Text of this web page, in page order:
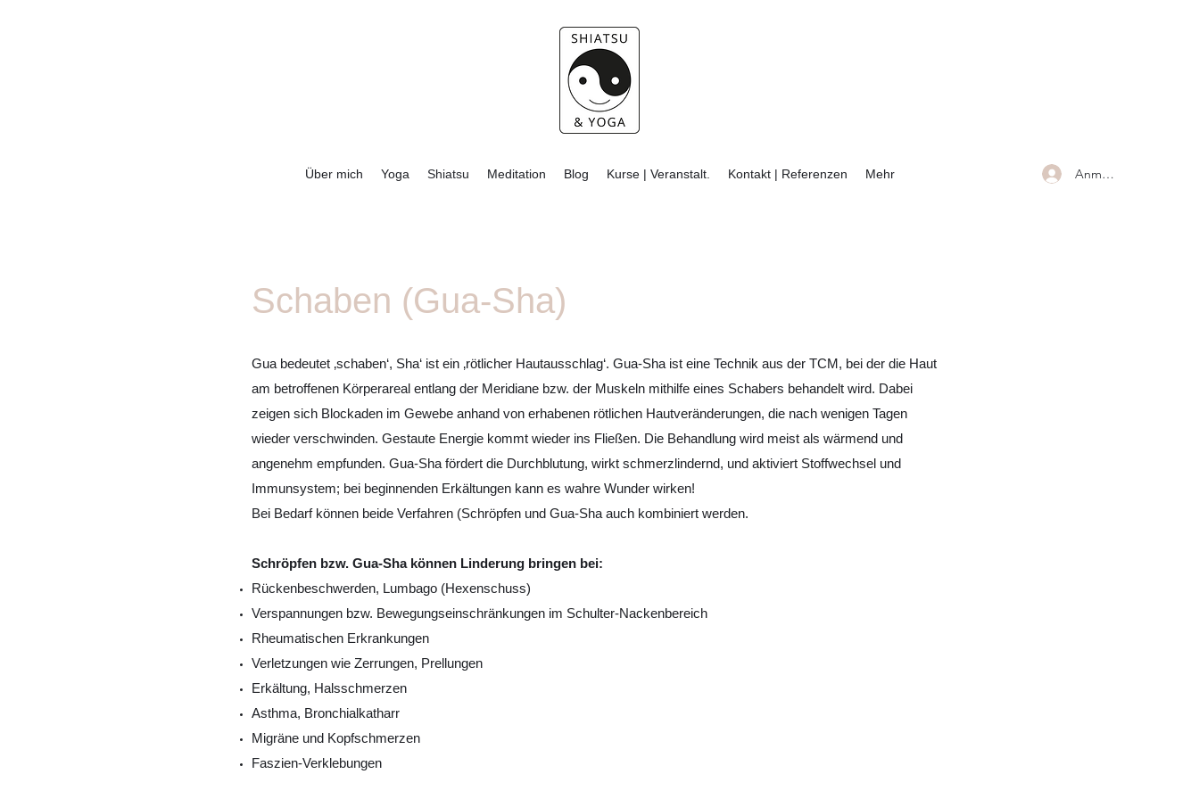
Über mich Yoga Shiatsu Meditation Blog Kurse | Veranstalt. Kontakt | Referenzen Mehr Anmelden
Schaben (Gua-Sha)
Gua bedeutet ‚schaben‘, Sha‘ ist ein ‚rötlicher Hautausschlag‘. Gua-Sha ist eine Technik aus der TCM, bei der die Haut
am betroffenen Körperareal entlang der Meridiane bzw. der Muskeln mithilfe eines Schabers behandelt wird. Dabei
zeigen sich Blockaden im Gewebe anhand von erhabenen rötlichen Hautveränderungen, die nach wenigen Tagen
wieder verschwinden. Gestaute Energie kommt wieder ins Fließen. Die Behandlung wird meist als wärmend und
angenehm empfunden. Gua-Sha fördert die Durchblutung, wirkt schmerzlindernd, und aktiviert Stoffwechsel und
Immunsystem; bei beginnenden Erkältungen kann es wahre Wunder wirken!
Bei Bedarf können beide Verfahren (Schröpfen und Gua-Sha auch kombiniert werden.
Schröpfen bzw. Gua-Sha können Linderung bringen bei:
Rückenbeschwerden, Lumbago (Hexenschuss)
Verspannungen bzw. Bewegungseinschränkungen im Schulter-Nackenbereich
Rheumatischen Erkrankungen
Verletzungen wie Zerrungen, Prellungen
Erkältung, Halsschmerzen
Asthma, Bronchialkatharr
Migräne und Kopfschmerzen
Faszien-Verklebungen